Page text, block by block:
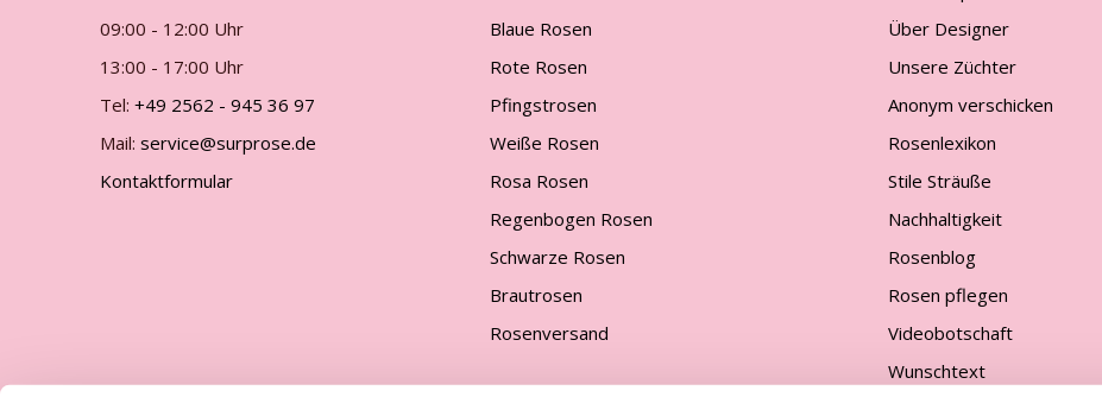
09:00 - 12:00 Uhr
13:00 - 17:00 Uhr
Tel: +49 2562 - 945 36 97
Mail: service@surprose.de
Kontaktformular
Blaue Rosen
Rote Rosen
Pfingstrosen
Weiße Rosen
Rosa Rosen
Regenbogen Rosen
Schwarze Rosen
Brautrosen
Rosenversand
Über Designer
Unsere Züchter
Anonym verschicken
Rosenlexikon
Stile Sträuße
Nachhaltigkeit
Rosenblog
Rosen pflegen
Videobotschaft
Wunschtext